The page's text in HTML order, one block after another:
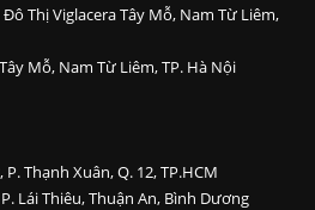
Đô Thị Viglacera Tây Mỗ, Nam Từ Liêm,
Mỗ, Nam Từ Liêm, TP. Hà Nội
Thạnh Xuân, Q. 12, TP.HCM
Lái Thiêu, Thuận An, Bình Dương